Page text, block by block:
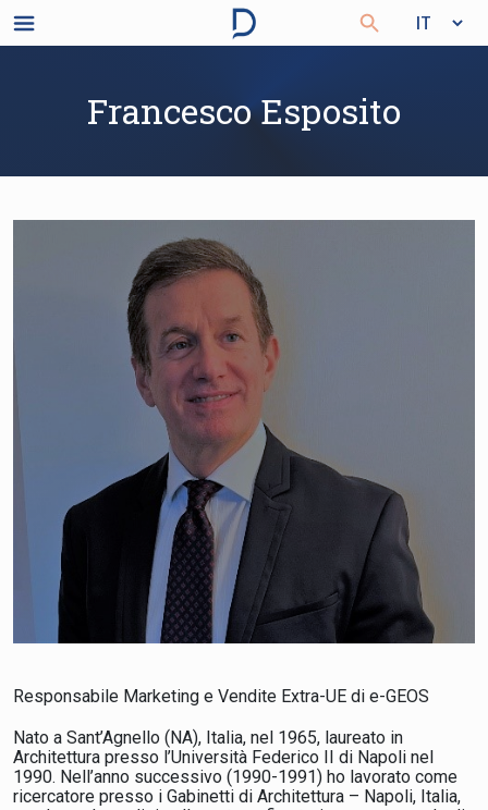
Francesco Esposito
Responsabile Marketing e Vendite Extra-UE di e-GEOS
Nato a Sant’Agnello (NA), Italia, nel 1965, laureato in
Architettura presso l’Università Federico II di Napoli nel
1990. Nell’anno successivo (1990-1991) ho lavorato come
ricercatore presso i Gabinetti di Architettura – Napoli, Italia,